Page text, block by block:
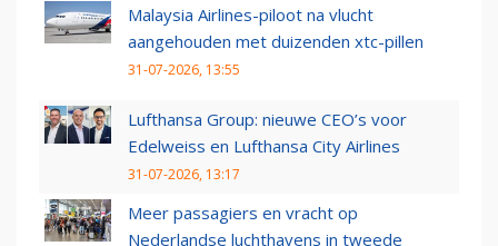
Malaysia Airlines-piloot na vlucht
aangehouden met duizenden xtc-pillen
31-07-2026, 13:55
Lufthansa Group: nieuwe CEO’s voor
Edelweiss en Lufthansa City Airlines
31-07-2026, 13:17
Meer passagiers en vracht op
Nederlandse luchthavens in tweede